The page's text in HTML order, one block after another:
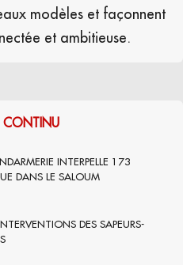
modèles et façonnent
et ambitieuse.
CONTINU
INTERPELLE 173
DANS LE SALOUM
DES SAPEURS-